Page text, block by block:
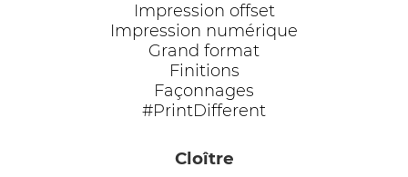
Impression offset
Impression numérique
Grand format
Finitions
Façonnages
#PrintDifferent
Cloître